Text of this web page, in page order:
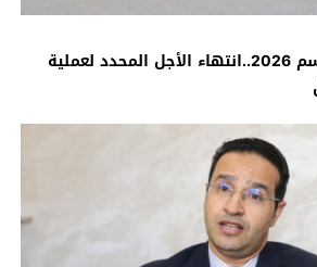
الخدمة العسكرية برسم 2026..انتهاء الأجل المحدد لعملية